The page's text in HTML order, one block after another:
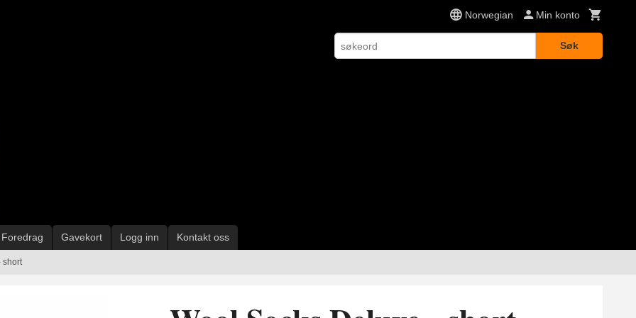
Norwegian Min konto
Søk
Foredrag Gavekort Logg inn Kontakt oss
short